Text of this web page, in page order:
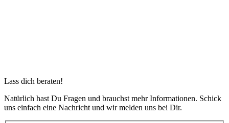
Lass dich beraten!
Natürlich hast Du Fragen und brauchst mehr Informationen. Schick
uns einfach eine Nachricht und wir melden uns bei Dir.